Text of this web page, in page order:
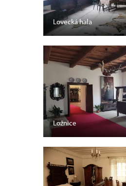
Lovecká hala
Ložnice